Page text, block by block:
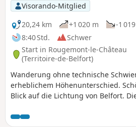
Visorando-Mitglied
20,24 km
+1 020 m
-1
8:40 Std.
Schwer
Start in Rougemont-le-Château
(Territoire-de-Belfort)
Wanderung ohne technische
erheblichem Höhenunterschied.
Blick auf die Lichtung von Belfort.
Rougemont, der Kapelle Sainte